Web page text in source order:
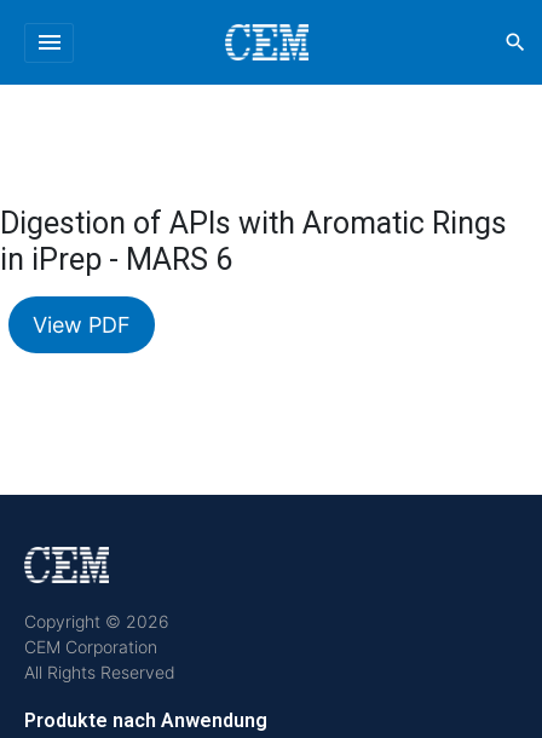
menu search
Digestion of APIs with Aromatic Rings
in iPrep - MARS 6
View PDF
Copyright © 2026
CEM Corporation
All Rights Reserved
Produkte nach Anwendung